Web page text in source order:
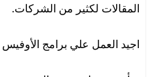
المقالات لكثير من الشركات.
اجيد العمل علي برامج الأوفيس word,Excel باحترافيه.